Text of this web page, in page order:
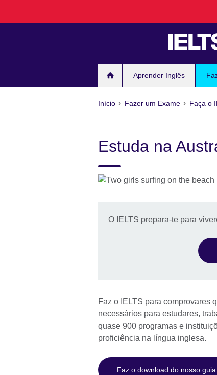
Aprender Inglês
Início Fazer um Exame Faça o
Estuda na
O IELTS prepara-te para
Faz o IELTS para comprovares
necessários para estudares,
quase 900 programas e
proficiência na língua inglesa.
Faz o download do nosso